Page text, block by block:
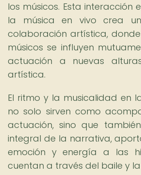
los músicos. Esta interacción
la música en vivo crea
colaboración artística,
músicos se influyen
actuación a nuevas
artística.
El ritmo y la musicalidad en
no solo sirven como
actuación, sino que
integral de la narrativa,
emoción y energía a las
cuentan a través del baile y